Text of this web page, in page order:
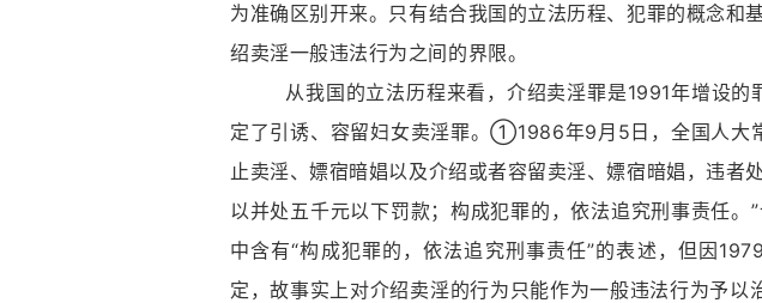
为准确区别开来。只有结合我国的立法历程、犯罪的概念
绍卖淫一般违法行为之间的界限。
从我国的立法历程来看，介绍卖淫罪是1991年增设的
定了引诱、容留妇女卖淫罪。①1986年9月5日，全国人大
止卖淫、嫖宿暗娼以及介绍或者容留卖淫、嫖宿暗娼，违
以并处五千元以下罚款；构成犯罪的，依法追究刑事责任
中含有“构成犯罪的，依法追究刑事责任”的表述，但因
定，故事实上对介绍卖淫的行为只能作为一般违法行为予